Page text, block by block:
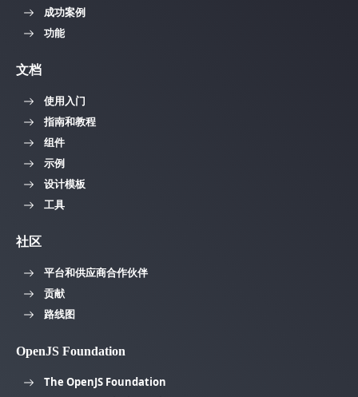
成功案例
功能
文档
使用入门
指南和教程
组件
示例
设计模板
工具
社区
平台和供应商合作伙伴
贡献
路线图
OpenJS Foundation
The OpenJS Foundation